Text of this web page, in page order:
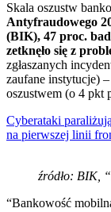
Skala oszustw
Antyfraudowego
(BIK), 47 proc.
zetknęło się z
zgłaszanych
zaufane instytucje)
oszustwem (o 4 pkt
Cyberataki
na pierwszej linii
źródło: BIK,
“Bankowość